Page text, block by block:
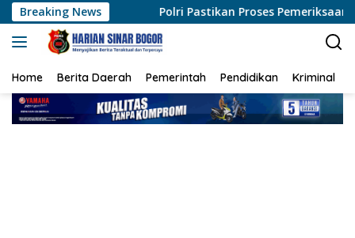
Langsung
ke
konten
Breaking News
Polri Pastikan Proses Pemeriksaan Personel di Aceh
Home Berita Daerah Pemerintah Pendidikan Kriminal